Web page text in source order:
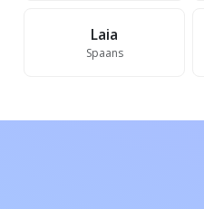
Laia
Spaans